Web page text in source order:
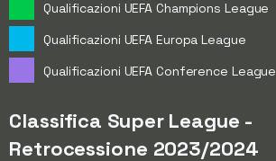
Qualificazioni UEFA Champions League
Qualificazioni UEFA Europa League
Qualificazioni UEFA Conference League
Classifica Super League -
Retrocessione 2023/2024